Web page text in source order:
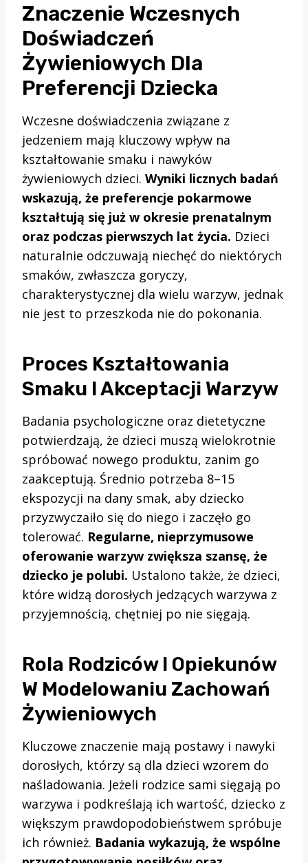
Znaczenie Wczesnych
Doświadczeń
Żywieniowych Dla
Preferencji Dziecka
Wczesne doświadczenia związane z
jedzeniem mają kluczowy wpływ na
kształtowanie smaku i nawyków
żywieniowych dzieci. Wyniki licznych badań
wskazują, że preferencje pokarmowe
kształtują się już w okresie prenatalnym
oraz podczas pierwszych lat życia. Dzieci
naturalnie odczuwają niechęć do niektórych
smaków, zwłaszcza goryczy,
charakterystycznej dla wielu warzyw, jednak
nie jest to przeszkoda nie do pokonania.
Proces Kształtowania
Smaku I Akceptacji Warzyw
Badania psychologiczne oraz dietetyczne
potwierdzają, że dzieci muszą wielokrotnie
spróbować nowego produktu, zanim go
zaakceptują. Średnio potrzeba 8–15
ekspozycji na dany smak, aby dziecko
przyzwyczaiło się do niego i zaczęło go
tolerować. Regularne, nieprzymusowe
oferowanie warzyw zwiększa szansę, że
dziecko je polubi. Ustalono także, że dzieci,
które widzą dorosłych jedzących warzywa z
przyjemnością, chętniej po nie sięgają.
Rola Rodziców I Opiekunów
W Modelowaniu Zachowań
Żywieniowych
Kluczowe znaczenie mają postawy i nawyki
dorosłych, którzy są dla dzieci wzorem do
naśladowania. Jeżeli rodzice sami sięgają po
warzywa i podkreślają ich wartość, dziecko z
większym prawdopodobieństwem spróbuje
ich również. Badania wykazują, że wspólne